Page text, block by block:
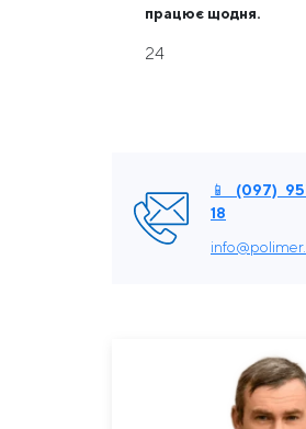
працює щодня.
24
📱 (097)
18